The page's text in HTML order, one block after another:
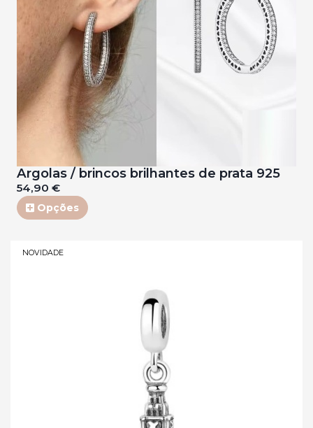
Argolas / brincos brilhantes de prata 925
54,90 €
Opções
NOVIDADE